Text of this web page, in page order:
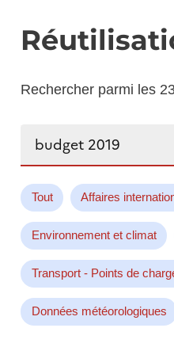
Rechercher parmi les
Tout Affaires
Environnement et climat
Transport - Points de
Données météorologiques